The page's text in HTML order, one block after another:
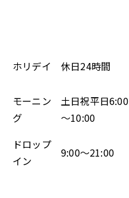
ホリデイ 休日24時間
モーニン
グ
土日祝平日6:00
～10:00
ドロップ
イン
9:00～21:00